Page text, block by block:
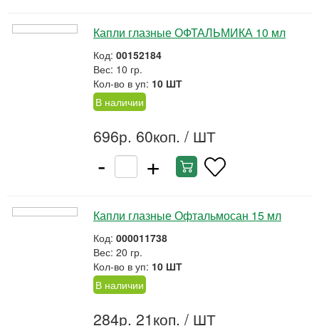
Капли глазные ОФТАЛЬМИКА 10 мл
Код: 00152184
Вес: 10 гр.
Кол-во в уп: 10 ШТ
В наличии
696р. 60коп. / ШТ
- +
Капли глазные Офтальмосан 15 мл
Код: 000011738
Вес: 20 гр.
Кол-во в уп: 10 ШТ
В наличии
284р. 21коп. / ШТ